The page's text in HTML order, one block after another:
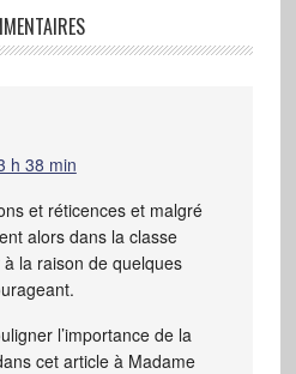
h 38 min
et réticences et malgré
alors dans la classe
la raison de quelques
l’importance de la
cet article à Madame